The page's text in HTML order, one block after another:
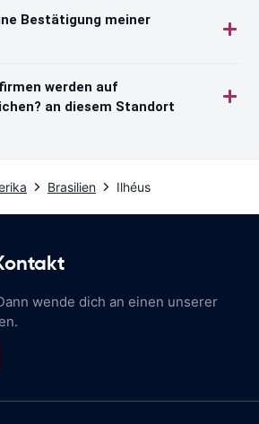
Bestätigung meiner
werden auf
an diesem Standort
Brasilien Ilhéus
wende dich an einen unserer